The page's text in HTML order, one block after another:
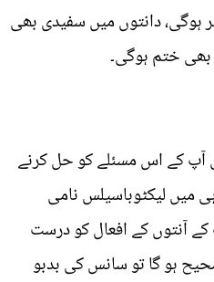
دانتوں میں سفیدی بھی
بھی ختم ہوگی۔
آپ کے اس مسئلے کو حل کرنے
میں لیکٹوباسیلس نامی
کے آنتوں کے افعال کو درست
ہو گا تو سانس کی بدبو